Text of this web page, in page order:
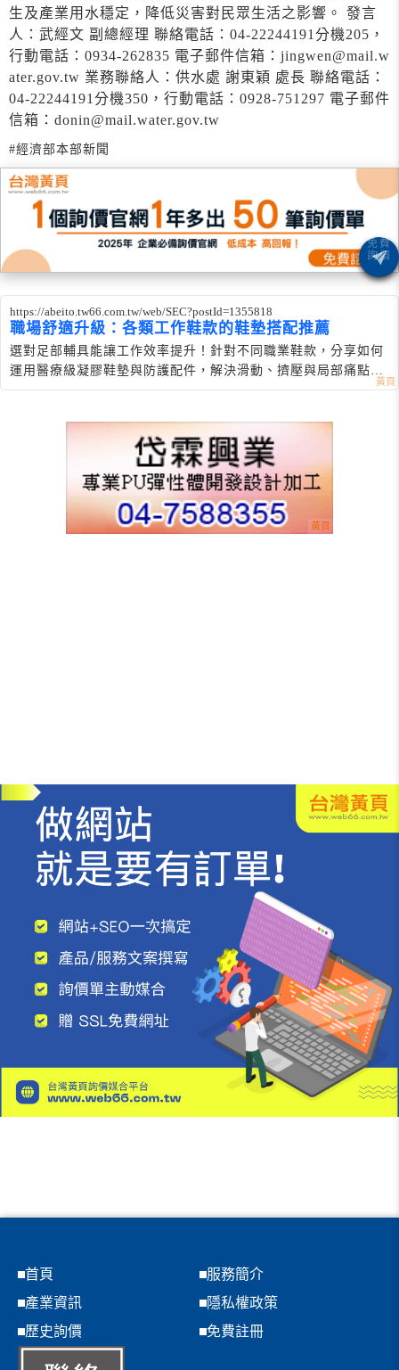
生及產業用水穩定，降低災害對民眾生活之影響。 發言
人：武經文 副總經理 聯絡電話：04-22244191分機205，
行動電話：0934-262835 電子郵件信箱：jingwen@mail.w
ater.gov.tw 業務聯絡人：供水處 謝東穎 處長 聯絡電話：
04-22244191分機350，行動電話：0928-751297 電子郵件
信箱：donin@mail.water.gov.tw
#經濟部本部新聞
https://abeito.tw66.com.tw/web/SEC?postId=1355818
職場舒適升級：各類工作鞋款的鞋墊搭配推薦
選對足部輔具能讓工作效率提升！針對不同職業鞋款，分享如何
運用醫療級凝膠鞋墊與防護配件，解決滑動、擠壓與局部痛點，
打造舒適步伐。
首頁
服務簡介
產業資訊
隱私權政策
歷史詢價
免費註冊